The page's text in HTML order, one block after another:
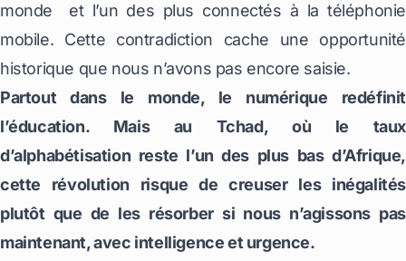
monde et l’un des plus connectés à la téléphonie
mobile. Cette contradiction cache une opportunité
historique que nous n’avons pas encore saisie.
Partout dans le monde, le numérique redéfinit
l’éducation. Mais au Tchad, où le taux
d’alphabétisation reste l’un des plus bas d’Afrique,
cette révolution risque de creuser les inégalités
plutôt que de les résorber si nous n’agissons pas
maintenant, avec intelligence et urgence.